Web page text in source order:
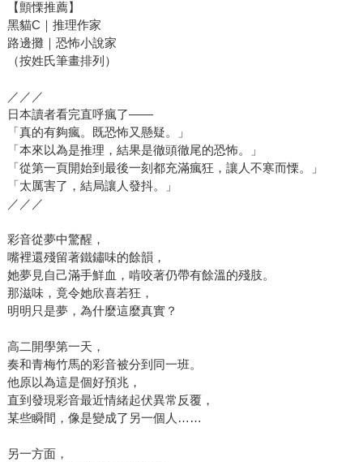
【顫慄推薦】
黑貓C｜推理作家
路邊攤｜恐怖小說家
（按姓氏筆畫排列）
／／／
日本讀者看完直呼瘋了——
「真的有夠瘋。既恐怖又懸疑。」
「本來以為是推理，結果是徹頭徹尾的恐怖。」
「從第一頁開始到最後一刻都充滿瘋狂，讓人不寒而慄。」
「太厲害了，結局讓人發抖。」
／／／
彩音從夢中驚醒，
嘴裡還殘留著鐵鏽味的餘韻，
她夢見自己滿手鮮血，啃咬著仍帶有餘溫的殘肢。
那滋味，竟令她欣喜若狂，
明明只是夢，為什麼這麼真實？
高二開學第一天，
奏和青梅竹馬的彩音被分到同一班。
他原以為這是個好預兆，
直到發現彩音最近情緒起伏異常反覆，
某些瞬間，像是變成了另一個人……
另一方面，